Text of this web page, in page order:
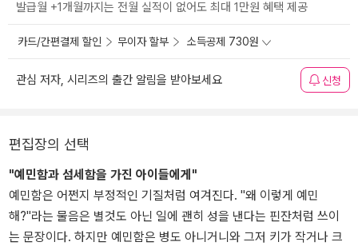
발급월 +1개월까지는 전월 실적이 없어도 최대 1만원 혜택 제공
카드/간편결제 할인 무이자 할부 소득공제 730원
관심 저자, 시리즈의 출간 알림을 받아보세요 신청
편집장의 선택
"예민함과 섬세함을 가진 아이들에게"
예민함은 어쩐지 부정적인 기질처럼 여겨진다. "왜 이렇게 예민
해?"라는 물음은 별것도 아닌 일에 괜히 성을 낸다는 핀잔처럼 쓰이
는 문장이다. 하지만 예민함은 병도 아니거니와 그저 키가 작거나 크